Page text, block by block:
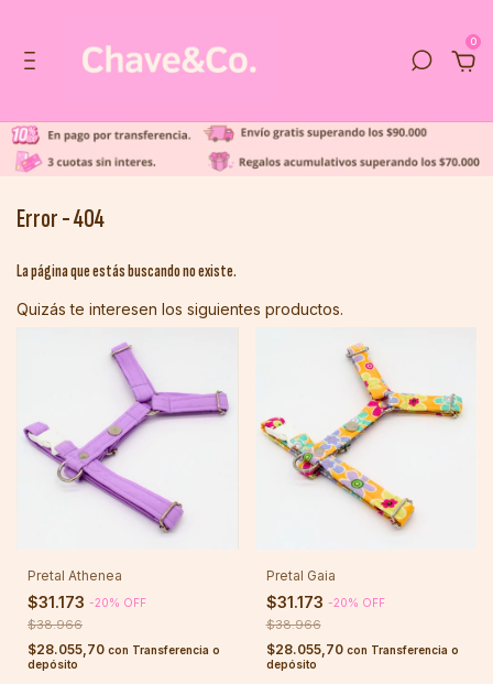
0
Error - 404
La página que estás buscando no existe.
Quizás te interesen los siguientes productos.
Pretal Athenea
$31.173 -20% OFF
$38.966
$28.055,70 con Transferencia o
depósito
Pretal Gaia
$31.173 -20% OFF
$38.966
$28.055,70 con Transferencia o
depósito